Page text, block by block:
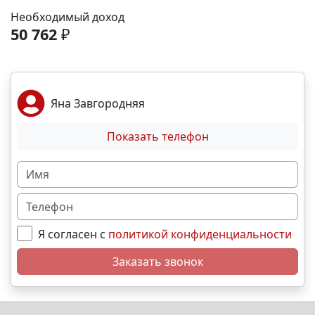
Море и пляж – 40 мин. 🏙️ Центр города – 20 мин. 🌁
Крымский мост – 2:30 мин. Выгодные условия
покупки: • Беспроцентная рассрочка от
Материнский капитал; • Дистанционная покупка. 📞
Свяжитесь с нами прямо сейчас и мы подберем
лучший вариант именно для Вас. N9653
Необходимый доход
50 762 ₽
Яна Завгородняя
Показать телефон
Я согласен с политикой конфиденциальности
Заказать звонок